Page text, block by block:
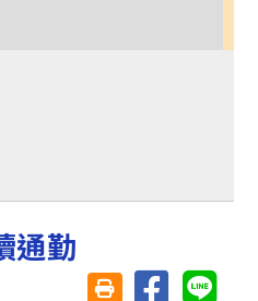
通勤
友善列印(另開視窗)
分享至臉書分享